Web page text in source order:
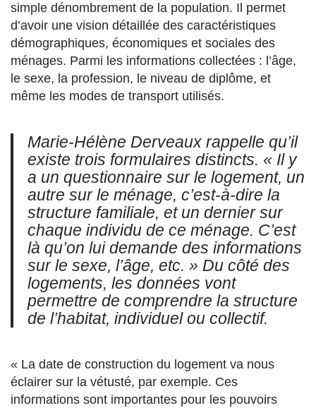
simple dénombrement de la population. Il permet
d’avoir une vision détaillée des caractéristiques
démographiques, économiques et sociales des
ménages. Parmi les informations collectées : l’âge,
le sexe, la profession, le niveau de diplôme, et
même les modes de transport utilisés.
Marie-Hélène Derveaux rappelle qu’il
existe trois formulaires distincts. « Il y
a un questionnaire sur le logement, un
autre sur le ménage, c’est-à-dire la
structure familiale, et un dernier sur
chaque individu de ce ménage. C’est
là qu’on lui demande des informations
sur le sexe, l’âge, etc. » Du côté des
logements, les données vont
permettre de comprendre la structure
de l’habitat, individuel ou collectif.
« La date de construction du logement va nous
éclairer sur la vétusté, par exemple. Ces
informations sont importantes pour les pouvoirs